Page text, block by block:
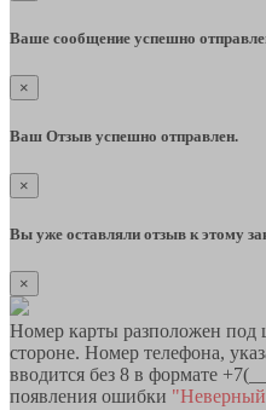
Ваше сообщение успешно
×
Ваш Отзыв успешно отправлен.
×
Вы уже оставляли отзыв к этому
×
Номер карты разположен под
стороне. Номер телефона,
вводится без 8 в формате
появления ошибки